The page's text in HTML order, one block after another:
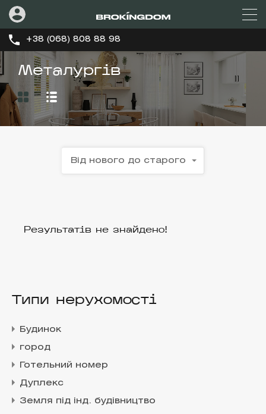
+38 (068) 808 88 98
Металургів
Від нового до старого
Результатів не знайдено!
Типи нерухомості
Будинок
город
Готельний номер
Дуплекс
Земля під інд. будівництво